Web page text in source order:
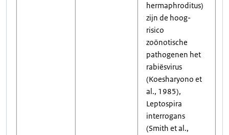
hermaphroditus)
zijn de hoog-
risico
zoönotische
pathogenen het
rabiësvirus
(Koesharyono et
al., 1985),
Leptospira
interrogans
(Smith et al.,